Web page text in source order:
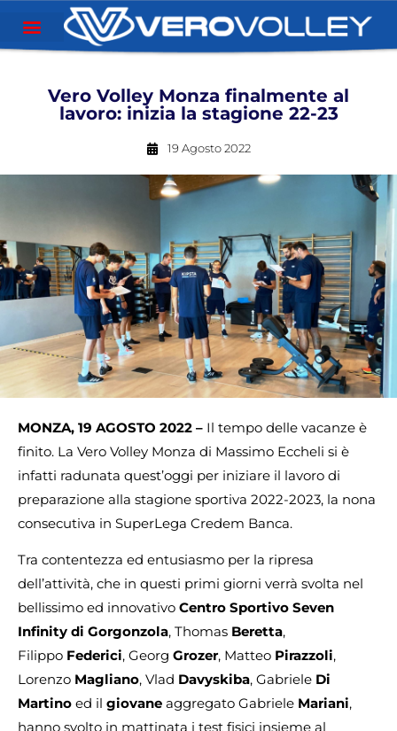
Vero Volley Monza finalmente al
lavoro: inizia la stagione 22-23
19 Agosto 2022
MONZA, 19 AGOSTO 2022 – Il tempo delle vacanze è
finito. La Vero Volley Monza di Massimo Eccheli si è
infatti radunata quest’oggi per iniziare il lavoro di
preparazione alla stagione sportiva 2022-2023, la nona
consecutiva in SuperLega Credem Banca.
Tra contentezza ed entusiasmo per la ripresa
dell’attività, che in questi primi giorni verrà svolta nel
bellissimo ed innovativo Centro Sportivo Seven
Infinity di Gorgonzola, Thomas Beretta,
Filippo Federici, Georg Grozer, Matteo Pirazzoli,
Lorenzo Magliano, Vlad Davyskiba, Gabriele Di
Martino ed il giovane aggregato Gabriele Mariani,
hanno svolto in mattinata i test fisici insieme al